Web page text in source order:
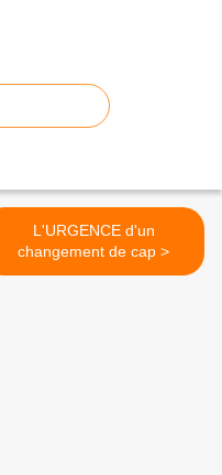
L'URGENCE d'un
changement de cap >